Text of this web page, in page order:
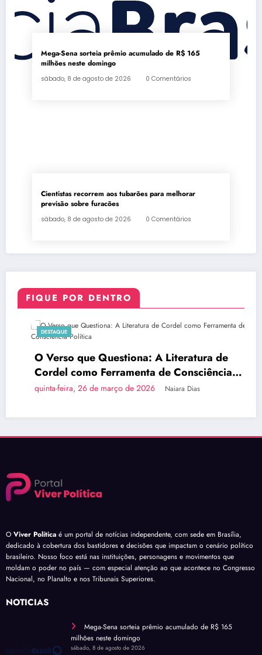
Mega-Sena sorteia prêmio acumulado de R$ 165
milhões neste domingo
sábado, 8 de agosto de 2026 0 Comentários
Cientistas recorrem aos tubarões para melhorar
previsão sobre furacões
sábado, 8 de agosto de 2026 0 Comentários
FIQUE POR DENTRO
DESTAQUE
O Verso que Questiona: A Literatura de
Cordel como Ferramenta de Consciência
Política
quinta-feira, 26 de março de 2026 Naiara Dias
O Viver Política é um portal de notícias independente, com sede em Brasília,
dedicado à cobertura dos bastidores e decisões que impactam o cenário político
brasileiro. Nosso foco está nas instituições, personagens e movimentos que
moldam o poder no país — com especial atenção ao que acontece no Congresso
Nacional, no Planalto e nos Tribunais Superiores.
NOTÍCIAS
Mega-Sena sorteia prêmio acumulado de R$ 165
milhões neste domingo
sábado, 8 de agosto de 2026